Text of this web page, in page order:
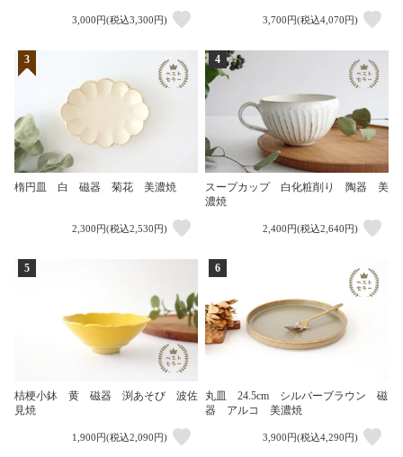
3,000円(税込3,300円) 3,700円(税込4,070円)
3
楕円皿 白 磁器 菊花 美濃焼
2,300円(税込2,530円)
4
スープカップ 白化粧削り 陶器 美
濃焼
2,400円(税込2,640円)
5
桔梗小鉢 黄 磁器 渕あそび 波佐
見焼
1,900円(税込2,090円)
6
丸皿 24.5cm シルバーブラウン 磁
器 アルコ 美濃焼
3,900円(税込4,290円)